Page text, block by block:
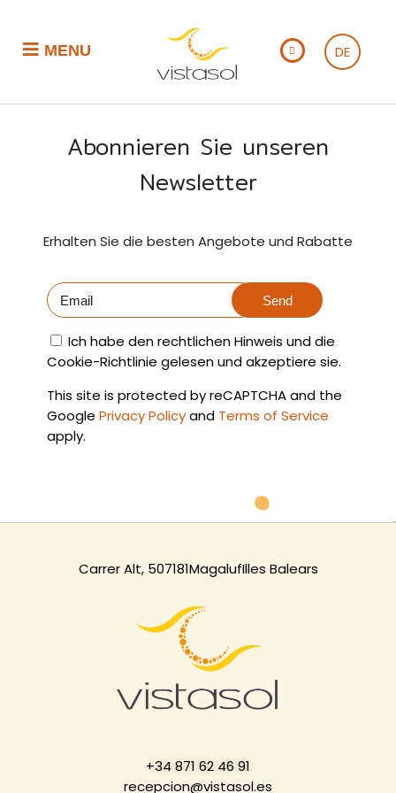
MENU DE
Abonnieren Sie unseren
Newsletter
Erhalten Sie die besten Angebote und Rabatte
Ich habe den rechtlichen Hinweis und die
Cookie-Richtlinie gelesen und akzeptiere sie.
This site is protected by reCAPTCHA and the
Google Privacy Policyand Terms of Service
apply.
Send
Carrer Alt, 507181MagalufIlles Balears
+34 871 62 46 91
recepcion@vistasol.es